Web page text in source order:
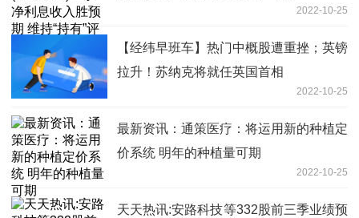
2022-10-25
【经纬早班车】热门中概股遭重挫；英镑
拉升！苏纳克将就任英国首相
2022-10-25
最新资讯：通策医疗：将运用新的种植定
价系统 明年的种植量可期
2022-10-25
天天热讯:安路科技等332股前三季业绩预